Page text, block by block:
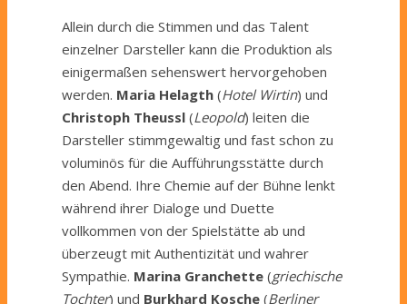
Allein durch die Stimmen und das Talent
einzelner Darsteller kann die Produktion als
einigermaßen sehenswert hervorgehoben
werden. Maria Helagth (Hotel Wirtin) und
Christoph Theussl (Leopold) leiten die
Darsteller stimmgewaltig und fast schon zu
voluminös für die Aufführungsstätte durch
den Abend. Ihre Chemie auf der Bühne lenkt
während ihrer Dialoge und Duette
vollkommen von der Spielstätte ab und
überzeugt mit Authentizität und wahrer
Sympathie. Marina Granchette (griechische
Tochter) und Burkhard Kosche (Berliner